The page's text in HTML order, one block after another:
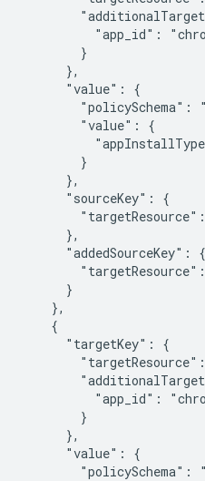
"app_id":
        }
      },
      "value": {
"policySchema":
        "value": {
        }
      },
      "sourceKey": {
      },
      "addedSourceKey": {
      }
    },
    {
      "targetKey": {
"app_id":
        }
      },
      "value": {
"policySchema":